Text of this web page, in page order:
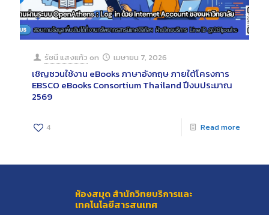
รัชนี แสงแก้ว on เมษายน 7, 2026
เชิญชวนใช้งาน eBooks ภาษาอังกฤษ ภายใต้โครงการ
EBSCO eBooks Consortium Thailand ปีงบประมาณ
2569
4 Read more
ห้องสมุด สำนักวิทยบริการและ
เทคโนโลยีสารสนเทศ